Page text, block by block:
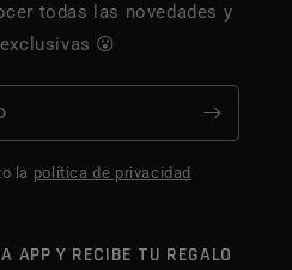
todas las novedades y
😮
la política de privacidad
APP Y RECIBE TU REGALO